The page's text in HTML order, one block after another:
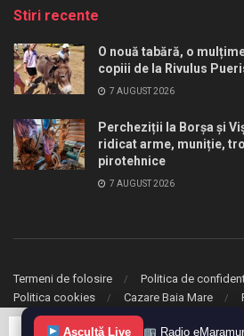
Stiri recente
O nouă tabără, o
copiii de la Rivulus
7 AUGUST 2026
Percheziții la Borșa și
ridicat arme, muniție,
pirotehnice
7 AUGUST 2026
Termeni de folosire
Politica de
Politica cookies
Cazare Baia Mare
© 2020 eMaramures. Toate drepturile
Ascultă Live Radio